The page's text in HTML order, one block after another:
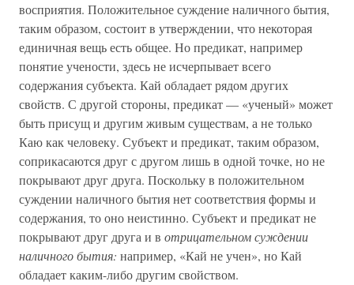
восприятия. Положительное суждение наличного бытия,
таким образом, состоит в утверждении, что некоторая
единичная вещь есть общее. Но предикат, например
понятие учености, здесь не исчерпывает всего
содержания субъекта. Кай обладает рядом других
свойств. С другой стороны, предикат — «ученый» может
быть присущ и другим живым существам, а не только
Каю как человеку. Субъект и предикат, таким образом,
соприкасаются друг с другом лишь в одной точке, но не
покрывают друг друга. Поскольку в положительном
суждении наличного бытия нет соответствия формы и
содержания, то оно неистинно. Субъект и предикат не
покрывают друг друга и в отрицательном суждении
наличного бытия: например, «Кай не учен», но Кай
обладает каким-либо другим свойством.